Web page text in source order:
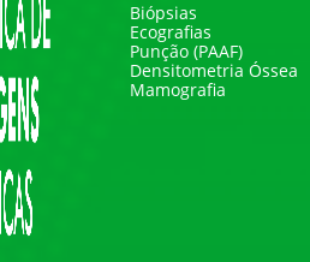
Biópsias
Ecografias
Punção (PAAF)
Densitometria Óssea
Mamografia